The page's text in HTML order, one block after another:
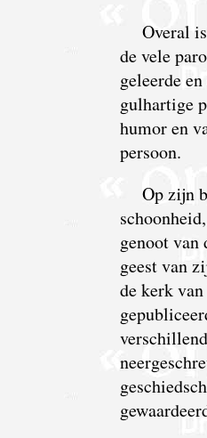
Overal
de vele
geleerde
gulhartige
humor en
persoon.
Op zijn
genoot
geest van
de kerk